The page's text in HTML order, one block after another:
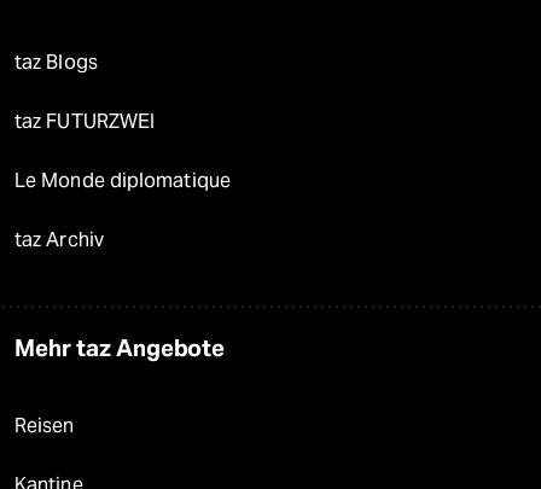
taz Blogs
taz FUTURZWEI
Le Monde diplomatique
taz Archiv
Mehr taz Angebote
Reisen